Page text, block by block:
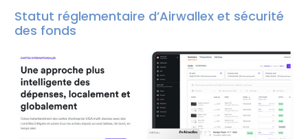
Statut réglementaire d’Airwallex et sécurité
des fonds